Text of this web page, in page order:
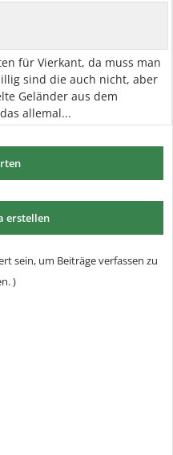
für Vierkant, da muss man
sind die auch nicht, aber
Geländer aus dem
allemal...
erstellen
sein, um Beiträge verfassen zu
)